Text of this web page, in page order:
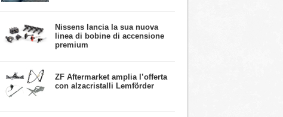
Nissens lancia la sua nuova
linea di bobine di accensione
premium
ZF Aftermarket amplia l’offerta
con alzacristalli Lemförder